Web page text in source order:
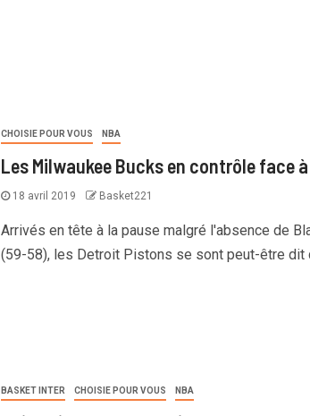
CHOISIE POUR VOUS NBA
Les Milwaukee Bucks en contrôle face
18 avril 2019 Basket221
Arrivés en tête à la pause malgré l'absence de
(59-58), les Detroit Pistons se sont peut-être dit
BASKET INTER CHOISIE POUR VOUS NBA